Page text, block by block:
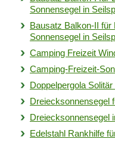
Sonnensegel in
Bausatz Balkon-II für
Sonnensegel in
Camping Freizeit
Camping-Freizeit-
Doppelpergola
Dreiecksonnensegel
Dreiecksonnensegel
Edelstahl Rankhilfe